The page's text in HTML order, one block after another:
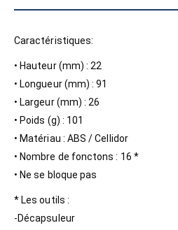
Caractéristiques:
• Hauteur (mm) : 22
• Longueur (mm) : 91
• Largeur (mm) : 26
• Poids (g) : 101
• Matériau : ABS / Cellidor
• Nombre de fonctons : 16 *
• Ne se bloque pas
* Les outils :
-Décapsuleur